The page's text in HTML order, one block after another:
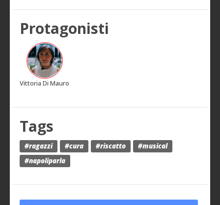
Protagonisti
Vittoria Di Mauro
Tags
#ragazzi #cura #riscatto
#musical
#napoliparla